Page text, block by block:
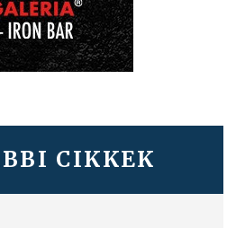
CIKKEK